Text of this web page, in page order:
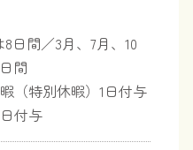
間／3月、7月、10
間
特別休暇）1日付与
付与